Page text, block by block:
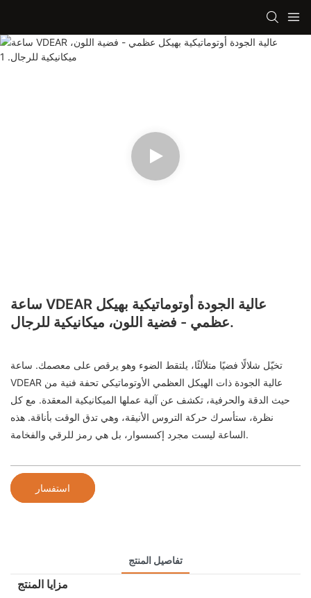
ساعة VDEAR عالية الجودة أوتوماتيكية بهيكل
عظمي - فضية اللون، ميكانيكية للرجال.
تخيّل شلالًا فضيًا متلألئًا، يلتقط الضوء وهو يرقص على معصمك. ساعة
VDEAR عالية الجودة ذات الهيكل العظمي الأوتوماتيكي تحفة فنية من
حيث الدقة والحرفية، تكشف عن آلية عملها الميكانيكية المعقدة. مع كل
نظرة، ستأسرك حركة التروس الأنيقة، وهي تدق الوقت بأناقة. هذه
الساعة ليست مجرد إكسسوار، بل هي رمز للرقي والفخامة.
استفسار
تفاصيل المنتج
مزايا المنتج